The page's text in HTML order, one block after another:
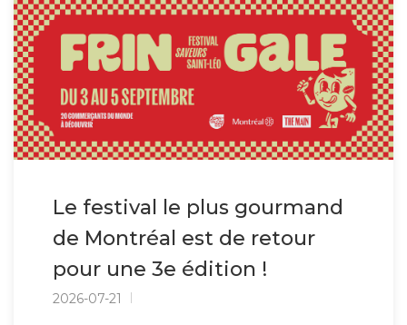
Le festival le plus gourmand
de Montréal est de retour
pour une 3e édition !
2026-07-21